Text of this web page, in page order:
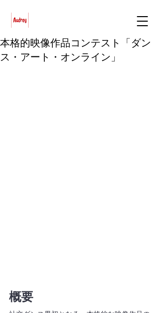
本格的映像作品コンテスト「ダン
ス・アート・オンライン」
概要